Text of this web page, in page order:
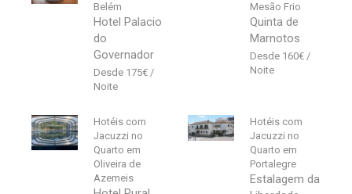
Belém
Hotel Palacio
do
Governador
175€
Mesão Frio
Quinta de
Marnotos
160€
Hotéis com
Jacuzzi no
Quarto em
Oliveira de
Azemeis
Hotéis com
Jacuzzi no
Quarto em
Portalegre
Estalagem da